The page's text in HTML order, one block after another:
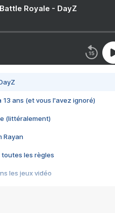
Royale - DayZ
13 ans (et vous l'avez ignoré)
(littéralement)
Rayan
toutes les règles
les jeux vidéo